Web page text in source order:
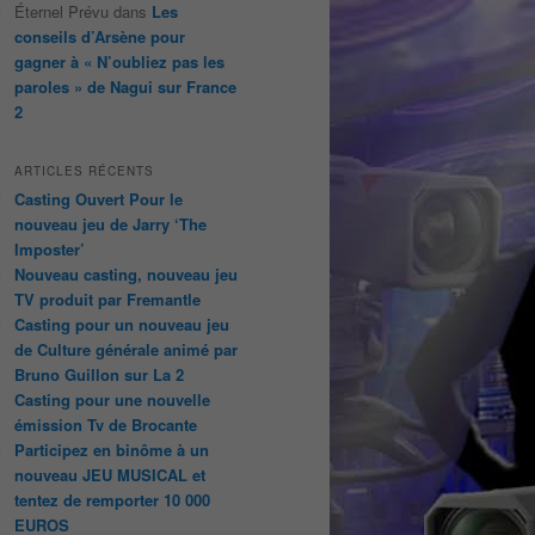
Éternel Prévu dans Les
conseils d’Arsène pour
gagner à « N’oubliez pas les
paroles » de Nagui sur France
2
ARTICLES RÉCENTS
Casting Ouvert Pour le
nouveau jeu de Jarry ‘The
Imposter’
Nouveau casting, nouveau jeu
TV produit par Fremantle
Casting pour un nouveau jeu
de Culture générale animé par
Bruno Guillon sur La 2
Casting pour une nouvelle
émission Tv de Brocante
Participez en binôme à un
nouveau JEU MUSICAL et
tentez de remporter 10 000
EUROS